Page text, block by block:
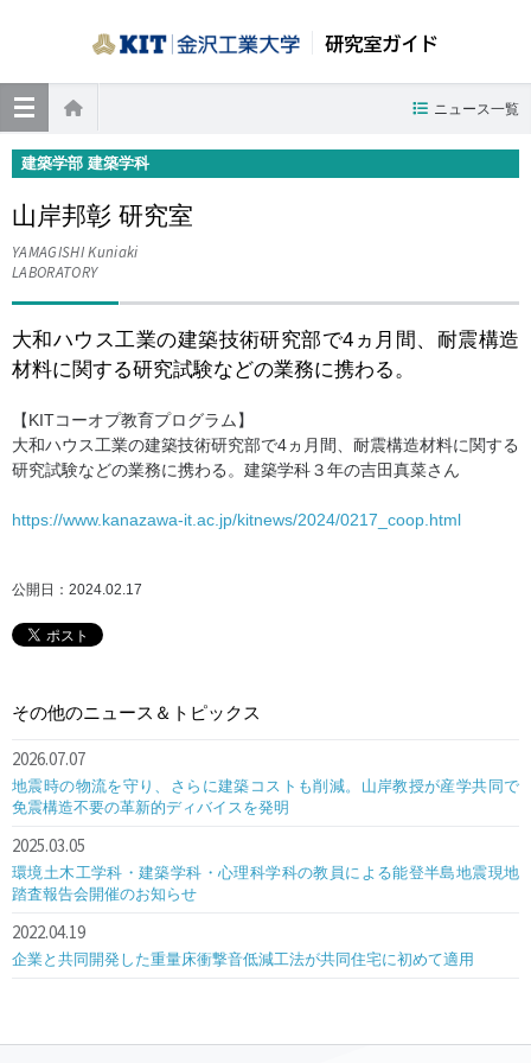
研究室ガイド
ホーム
ニュース一覧
建築学部 建築学科
山岸邦彰 研究室
YAMAGISHI Kuniaki
LABORATORY
大和ハウス工業の建築技術研究部で4ヵ月間、耐震構造
材料に関する研究試験などの業務に携わる。
【KITコーオプ教育プログラム】
大和ハウス工業の建築技術研究部で4ヵ月間、耐震構造材料に関する
研究試験などの業務に携わる。建築学科３年の吉田真菜さん
https://www.kanazawa-it.ac.jp/kitnews/2024/0217_coop.html
公開日：2024.02.17
その他のニュース＆トピックス
2026.07.07
地震時の物流を守り、さらに建築コストも削減。山岸教授が産学共同で
免震構造不要の革新的ディバイスを発明
2025.03.05
環境土木工学科・建築学科・心理科学科の教員による能登半島地震現地
踏査報告会開催のお知らせ
2022.04.19
企業と共同開発した重量床衝撃音低減工法が共同住宅に初めて適用